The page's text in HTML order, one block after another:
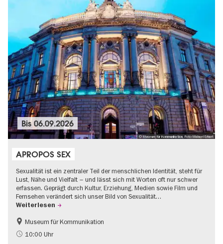
© Museum für Kommunikation, Foto Michael Erhart
Bis06.09.2026
APROPOS SEX
Sexualität ist ein zentraler Teil der menschlichen Identität, steht für
Lust, Nähe und Vielfalt – und lässt sich mit Worten oft nur schwer
erfassen. Geprägt durch Kultur, Erziehung, Medien sowie Film und
Fernsehen verändert sich unser Bild von Sexualität…
Weiterlesen
Politik & Gesellschaft
Teenager
Museum für Kommunikation
10:00 Uhr